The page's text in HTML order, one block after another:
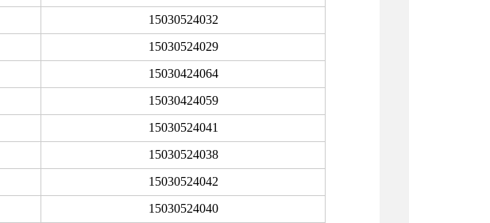
15030524032
15030524029
15030424064
15030424059
15030524041
15030524038
15030524042
15030524040